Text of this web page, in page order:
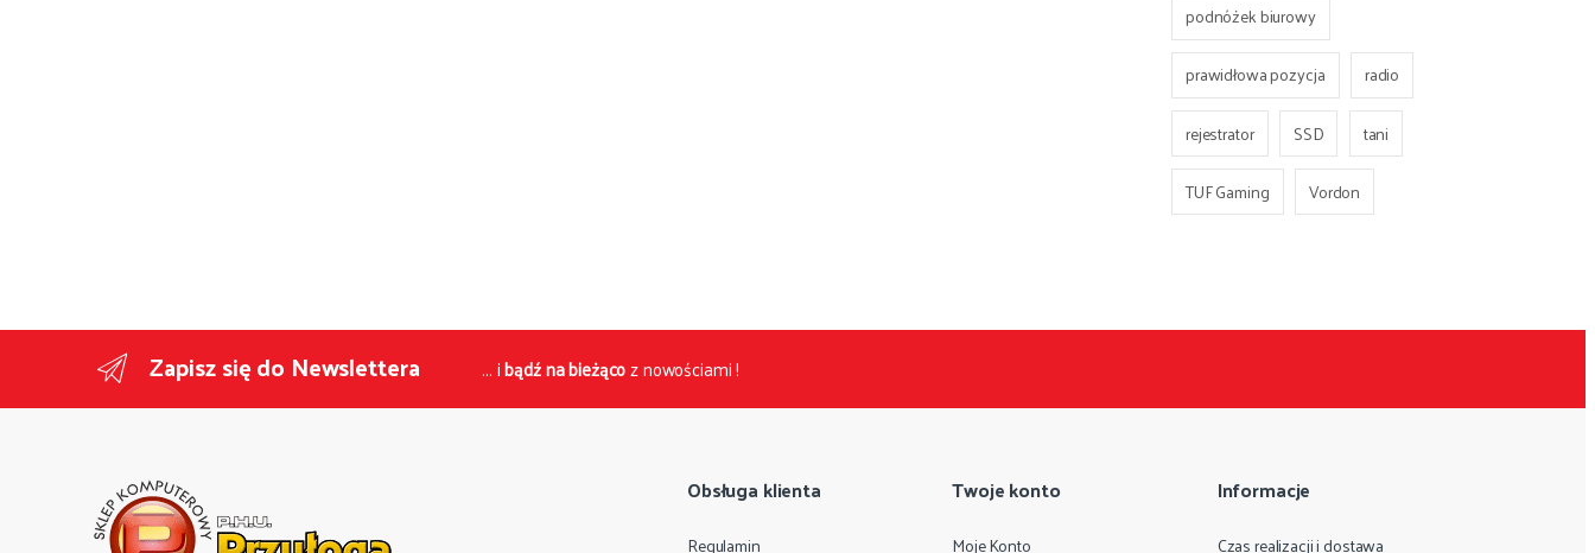
podnóżek biurowy
prawidłowa pozycja
radio
rejestrator
SSD
tani
TUF Gaming
Vordon
Zapisz się do Newslettera ... ibądź na bieżącoz nowościami !
Obsługa klienta
Regulamin
Twoje konto
Moje Konto
Informacje
Czas realizacji i dostawa